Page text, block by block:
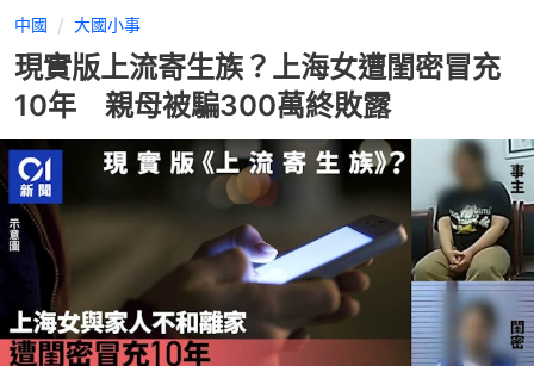
中國 大國小事
現實版上流寄生族？上海女遭閨密冒充
10年 親母被騙300萬終敗露